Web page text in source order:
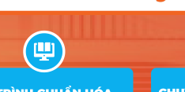
Học Viện Ngoại Giao